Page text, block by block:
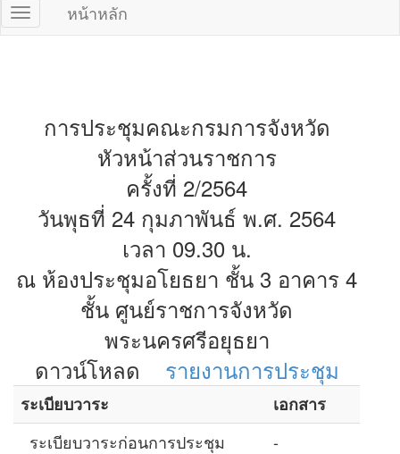
หน้าหลัก
การประชุมคณะกรมการจังหวัด
หัวหน้าส่วนราชการ
ครั้งที่ 2/2564
วันพุธที่ 24 กุมภาพันธ์ พ.ศ. 2564
เวลา 09.30 น.
ณ ห้องประชุมอโยธยา ชั้น 3 อาคาร 4
ชั้น ศูนย์ราชการจังหวัด
พระนครศรีอยุธยา
ดาวน์โหลด
รายงานการประชุม
ระเบียบวาระ
เอกสาร
ระเบียบวาระก่อนการประชุม
-